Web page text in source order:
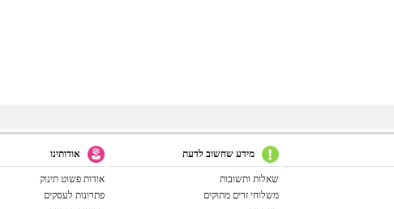
מידע שחשוב לדעת
שאלות ותשובות
משלוחי זרים מתוקים
אודותינו
אודות פשוט תינוק
פתרונות לעסקים